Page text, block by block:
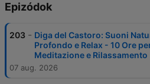
Epizódok
203 - Diga del Castoro: Suoni
Profondo e Relax - 10 Ore
Meditazione e Rilassamento
07 aug. 2026